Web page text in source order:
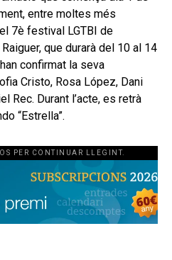
entre moltes més
7è festival LGTBI de
que durarà del 10 al 14
confirmat la seva
Cristo, Rosa López, Dani
Rec. Durant l’acte, es retrà
“Estrella”.
PER CONTINUAR LLEGINT.